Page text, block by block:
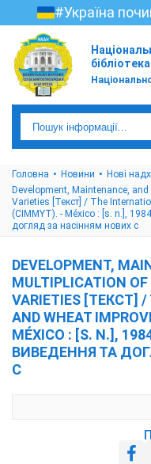
#Україна
бібліотека
Головна Новини Нові
Development, Maintenance,
Varieties [Текст] / The
(CIMMYT). - México : [s. n.],
догляд за насінням нових с
DEVELOPMENT,
MULTIPLICATION
VARIETIES [ТЕКСТ] /
AND WHEAT
MÉXICO : [S. N.],
ВИВЕДЕННЯ ТА
С